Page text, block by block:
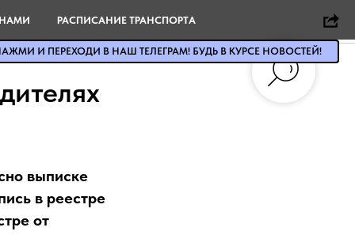
выписке
в реестре
от
РАСПИСАНИЕ ТРАНСПОРТА
И ПЕРЕХОДИ В НАШ ТЕЛЕГРАМ! БУДЬ В КУРСЕ НОВОСТЕЙ!